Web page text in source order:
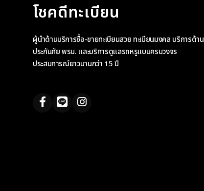
โชคดีทะเบียน
ผู้นำด้านบริการซื้อ-ขายทะเบียนสวย ทะเบียนมงคล บริการด้าน
ประกันภัย พรบ. และบริการดูแลรถหรูแบบครบวงจร
ประสบการณ์ยาวนานกว่า 15 ปี